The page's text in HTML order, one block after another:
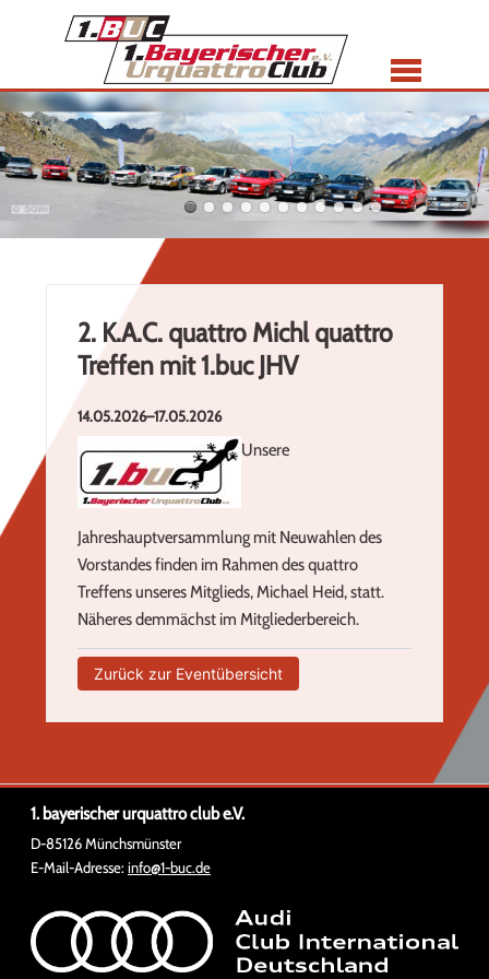
Menü
2. K.A.C. quattro Michl quattro
Treffen mit 1.buc JHV
14.05.2026–17.05.2026
Unsere
Jahreshauptversammlung mit Neuwahlen des
Vorstandes finden im Rahmen des quattro
Treffens unseres Mitglieds, Michael Heid, statt.
Näheres demmächst im Mitgliederbereich.
Zurück zur Eventübersicht
1. bayerischer urquattro club e.V.
D-85126 Münchsmünster
E-Mail-Adresse:info@1-buc.de